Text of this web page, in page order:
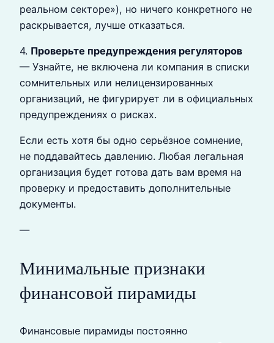
реальном секторе»), но ничего конкретного не
раскрывается, лучше отказаться.
4. Проверьте предупреждения регуляторов
— Узнайте, не включена ли компания в списки
сомнительных или нелицензированных
организаций, не фигурирует ли в официальных
предупреждениях о рисках.
Если есть хотя бы одно серьёзное сомнение,
не поддавайтесь давлению. Любая легальная
организация будет готова дать вам время на
проверку и предоставить дополнительные
документы.
—
Минимальные признаки
финансовой пирамиды
Финансовые пирамиды постоянно